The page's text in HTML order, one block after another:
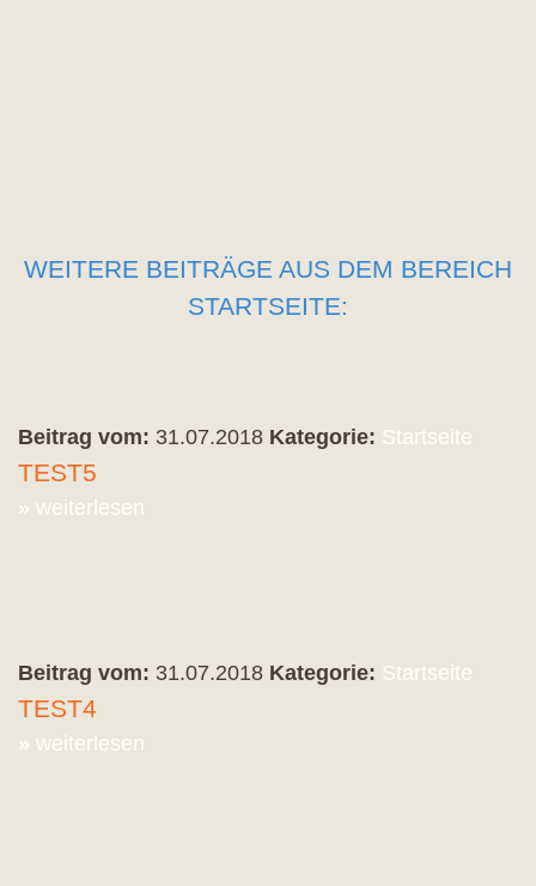
WEITERE BEITRÄGE AUS DEM BEREICH
STARTSEITE:
Beitrag vom: 31.07.2018 Kategorie: Startseite
TEST5
» weiterlesen
Beitrag vom: 31.07.2018 Kategorie: Startseite
TEST4
» weiterlesen